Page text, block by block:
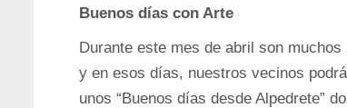
Buenos días con Arte
Durante este mes de abril son
y en esos días, nuestros vecinos
unos “Buenos días desde Alpedrete”